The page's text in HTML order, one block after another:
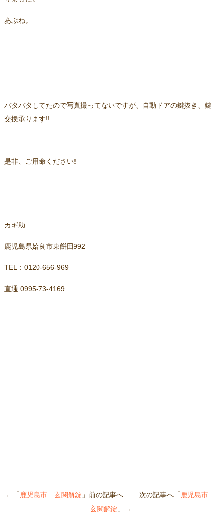
あぶね。
バタバタしてたので写真撮ってないですが、自動ドアの鍵抜き、鍵
交換承ります‼
是非、ご用命ください‼
カギ助
鹿児島県姶良市東餅田992
TEL：0120-656-969
直通:0995-73-4169
←「鹿児島市 玄関解錠 」前の記事へ 次の記事へ「鹿児島市
玄関解錠 」→